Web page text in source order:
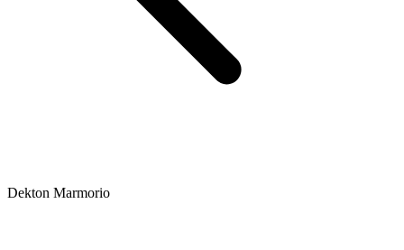
Dekton Marmorio